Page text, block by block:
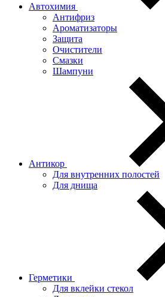
Автохимия
Антифриз
Ароматизаторы
Защита
Очистители
Смазки
Шампуни
Антикор
Для внутренних полостей
Для днища
Герметики
Для вклейки стекол